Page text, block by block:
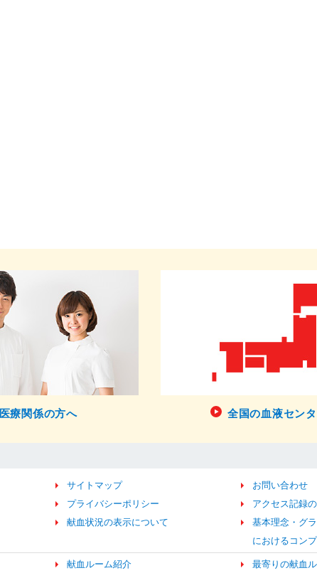
医療関係の方へ 全国の血液セン
サイトマップ お問い合わせ
プライバシーポリシー
アクセス記録
献血状況の表示について
基本理念・グ
におけるコン
献血ルーム紹介 最寄りの献血